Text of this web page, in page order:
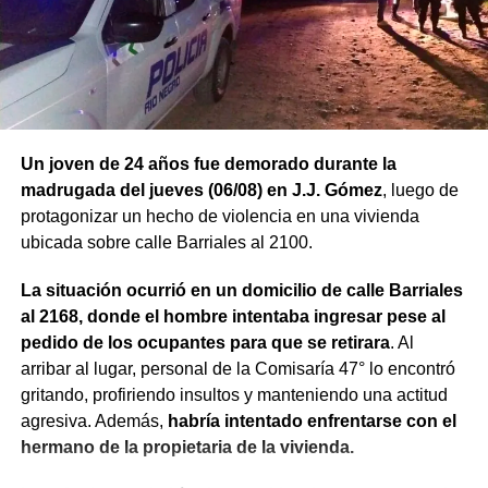
Un joven de 24 años fue demorado durante la
madrugada del jueves (06/08) en J.J. Gómez, luego de
protagonizar un hecho de violencia en una vivienda
ubicada sobre calle Barriales al 2100.
La situación ocurrió en un domicilio de calle Barriales
al 2168, donde el hombre intentaba ingresar pese al
pedido de los ocupantes para que se retirara. Al
arribar al lugar, personal de la Comisaría 47° lo encontró
gritando, profiriendo insultos y manteniendo una actitud
agresiva. Además, habría intentado enfrentarse con el
hermano de la propietaria de la vivienda.